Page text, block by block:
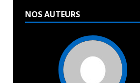
NOS AUTEURS